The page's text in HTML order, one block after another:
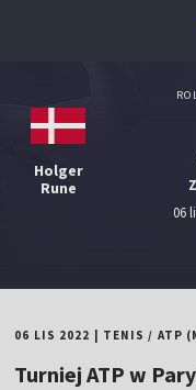
Holger
Rune
06
06 LIS 2022 TENIS / ATP
Turniej ATP w